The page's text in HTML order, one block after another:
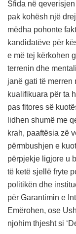
Sfida në
pak kohësh një
mëdha pohonte
kandidatëve për
e më tej kërkohen
terrenin dhe
janë gati të merren
kualifikuara për ta
pas fitores së
lidhen shumë me
krah, paaftësia zë
përmbushjen e
përpjekje ligjore u
të ketë sjellë fryte
politikën dhe
për Garantimin e
Emërohen, ose
njohim thjesht si